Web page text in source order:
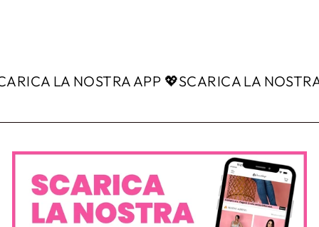
LA NOSTRA APP 💖 SCARICA LA NOSTRA